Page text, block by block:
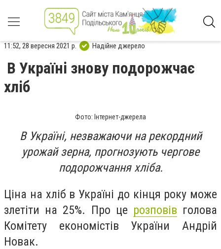
11:52, 28 вересня 2021 р. Надійне джерело
В Україні знову подорожчає
хліб
Фото: Інтернет-джерела
В Україні, незважаючи на рекордний
урожай зерна, прогнозують чергове
подорожчання хліба.
Ціна на хліб в Україні до кінця року може
злетіти на 25%. Про це розповів голова
Комітету економістів України Андрій
Новак.